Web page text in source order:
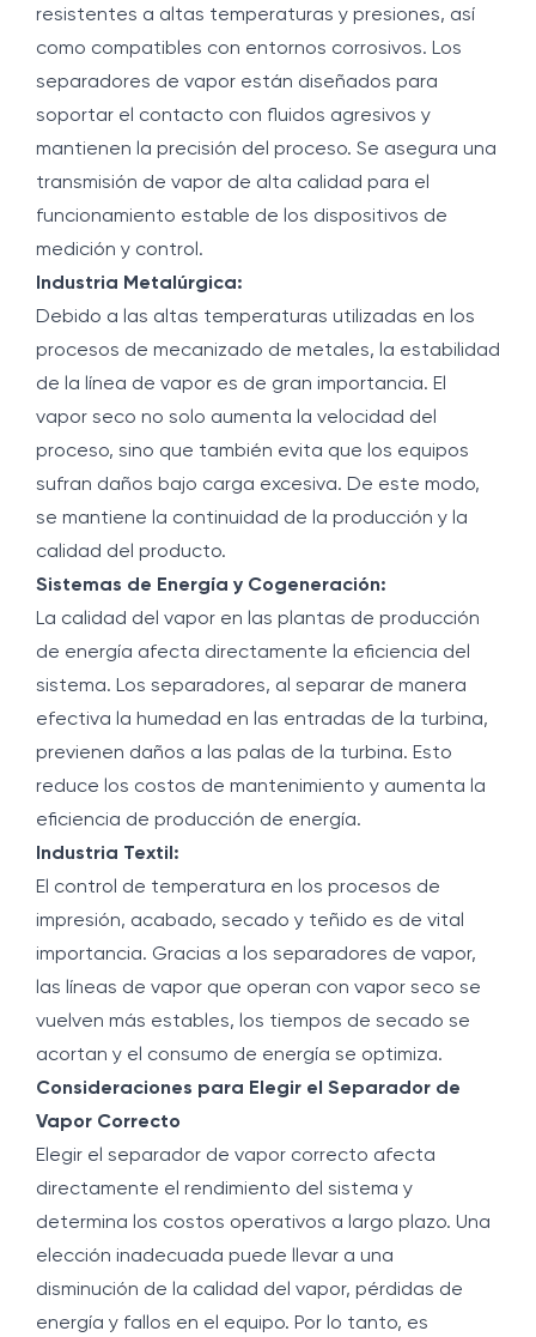
resistentes a altas temperaturas y presiones, así
como compatibles con entornos corrosivos. Los
separadores de vapor están diseñados para
soportar el contacto con fluidos agresivos y
mantienen la precisión del proceso. Se asegura una
transmisión de vapor de alta calidad para el
funcionamiento estable de los dispositivos de
medición y control.
Industria Metalúrgica:
Debido a las altas temperaturas utilizadas en los
procesos de mecanizado de metales, la estabilidad
de la línea de vapor es de gran importancia. El
vapor seco no solo aumenta la velocidad del
proceso, sino que también evita que los equipos
sufran daños bajo carga excesiva. De este modo,
se mantiene la continuidad de la producción y la
calidad del producto.
Sistemas de Energía y Cogeneración:
La calidad del vapor en las plantas de producción
de energía afecta directamente la eficiencia del
sistema. Los separadores, al separar de manera
efectiva la humedad en las entradas de la turbina,
previenen daños a las palas de la turbina. Esto
reduce los costos de mantenimiento y aumenta la
eficiencia de producción de energía.
Industria Textil:
El control de temperatura en los procesos de
impresión, acabado, secado y teñido es de vital
importancia. Gracias a los separadores de vapor,
las líneas de vapor que operan con vapor seco se
vuelven más estables, los tiempos de secado se
acortan y el consumo de energía se optimiza.
Consideraciones para Elegir el Separador de
Vapor Correcto
Elegir el separador de vapor correcto afecta
directamente el rendimiento del sistema y
determina los costos operativos a largo plazo. Una
elección inadecuada puede llevar a una
disminución de la calidad del vapor, pérdidas de
energía y fallos en el equipo. Por lo tanto, es